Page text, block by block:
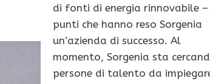
di fonti di energia rinnovabile –
punti che hanno reso Sorgenia
un’azienda di successo. Al
momento, Sorgenia sta
persone di talento da